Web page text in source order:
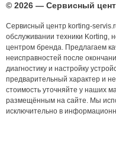
© 2026 — Сервисный
Сервисный центр korting-
обслуживании техники Korting,
центром бренда. Предлагаем
неисправностей после
диагностику и настройку
предварительный характер и
стоимость уточняйте у наших
размещённым на сайте. Мы
исключительно в